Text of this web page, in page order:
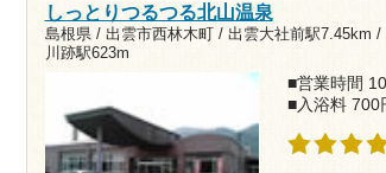
しっとりつるつる北山温泉
島根県 / 出雲市西林木町 / 出雲大社前駅7.45km /
川跡駅623m
■営業時間
■入浴料 700